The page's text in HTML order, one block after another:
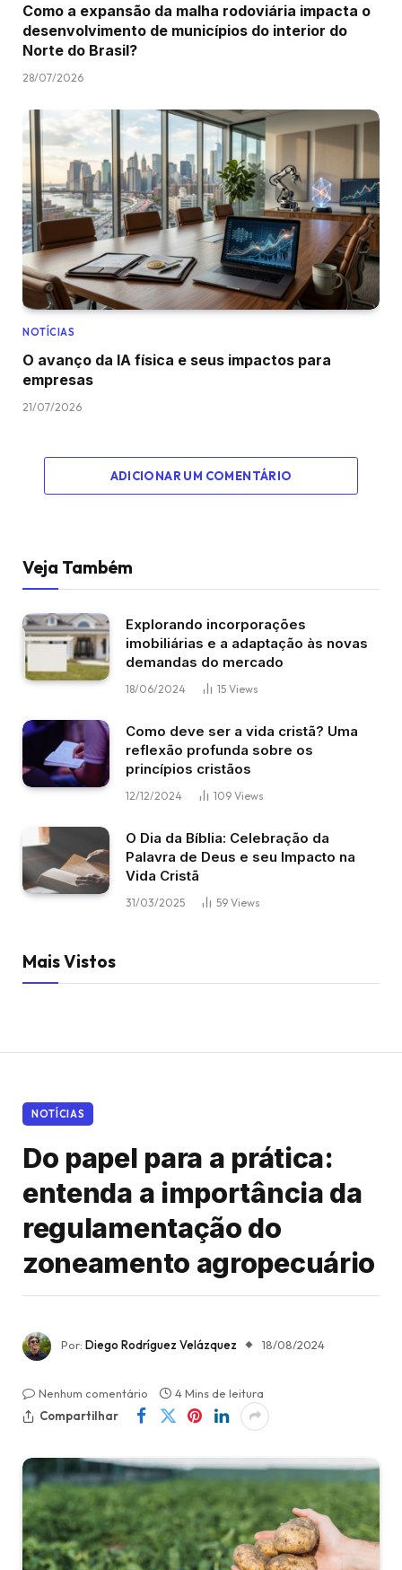
Como a expansão da malha rodoviária impacta o
desenvolvimento de municípios do interior do
Norte do Brasil?
28/07/2026
NOTÍCIAS
O avanço da IA física e seus impactos para
empresas
21/07/2026
ADICIONAR UM COMENTÁRIO
Veja Também
Explorando incorporações
imobiliárias e a adaptação às novas
demandas do mercado
18/06/2024 15 Views
Como deve ser a vida cristã? Uma
reflexão profunda sobre os
princípios cristãos
12/12/2024 109 Views
O Dia da Bíblia: Celebração da
Palavra de Deus e seu Impacto na
Vida Cristã
31/03/2025 59 Views
Mais Vistos
NOTÍCIAS
Do papel para a prática:
entenda a importância da
regulamentação do
zoneamento agropecuário
Por: Diego Rodríguez Velázquez 18/08/2024
Nenhum comentário
4 Mins de leitura
Compartilhar